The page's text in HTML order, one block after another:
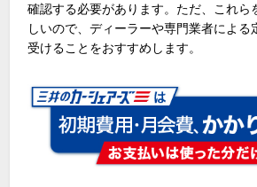
確認する必要があります。ただ、これら
しいので、ディーラーや専門業者による
受けることをおすすめします。